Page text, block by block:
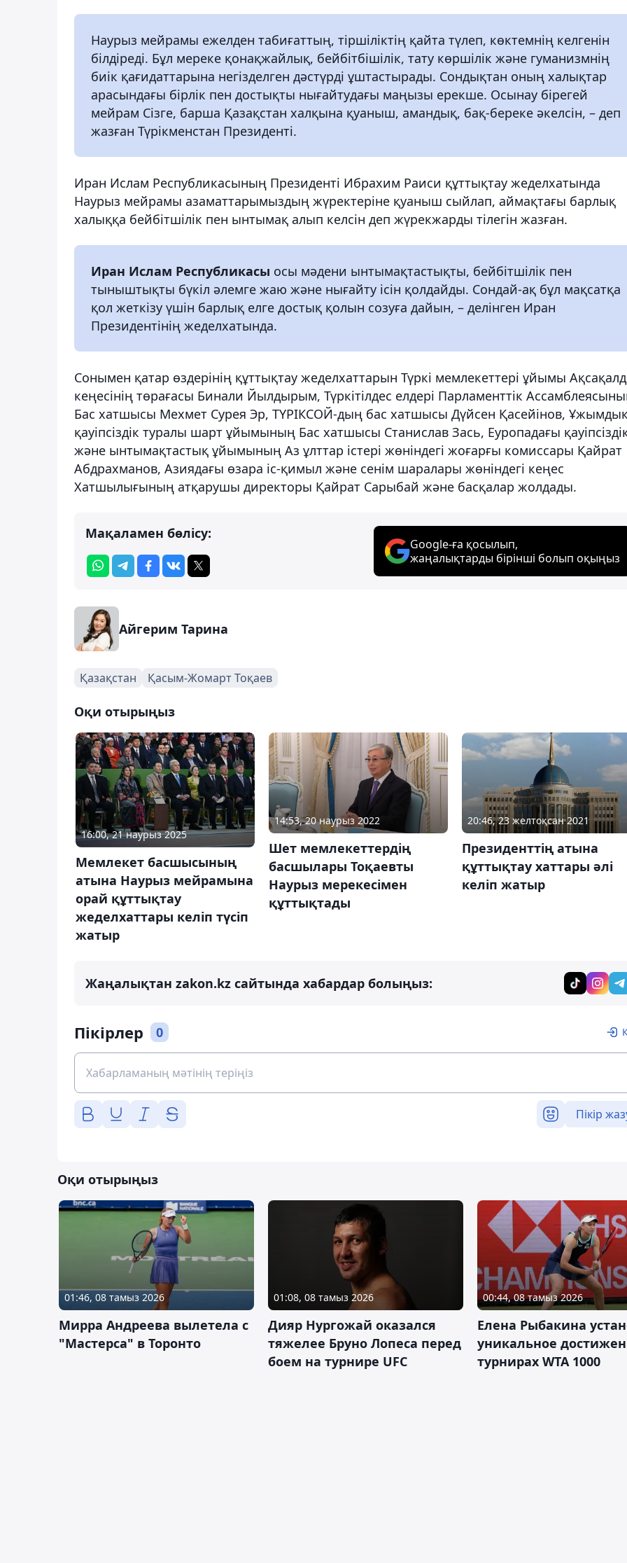
Наурыз мейрамы ежелден табиғаттың, тіршіліктің қайта түлеп, көктемнің келгенін
білдіреді. Бұл мереке қонақжайлық, бейбітбішілік, тату көршілік және гуманизмнің
биік қағидаттарына негізделген дәстүрді ұштастырады. Сондықтан оның халықтар
арасындағы бірлік пен достықты нығайтудағы маңызы ерекше. Осынау бірегей
мейрам Сізге, барша Қазақстан халқына қуаныш, амандық, бақ-береке әкелсін, – деп
жазған Түрікменстан Президенті.
Иран Ислам Республикасының Президенті Ибрахим Раиси құттықтау жеделхатында
Наурыз мейрамы азаматтарымыздың жүректеріне қуаныш сыйлап, аймақтағы барлық
халыққа бейбітшілік пен ынтымақ алып келсін деп жүрекжарды тілегін жазған.
Иран Ислам Республикасы осы мәдени ынтымақтастықты, бейбітшілік пен
тыныштықты бүкіл әлемге жаю және нығайту ісін қолдайды. Сондай-ақ бұл мақсатқа
қол жеткізу үшін барлық елге достық қолын созуға дайын, – делінген Иран
Президентінің жеделхатында.
Сонымен қатар өздерінің құттықтау жеделхаттарын Түркі мемлекеттері ұйымы
кеңесінің төрағасы Бинали Йылдырым, Түркітілдес елдері Парламенттік
Бас хатшысы Мехмет Сурея Эр, ТҮРІКСОЙ-дың бас хатшысы Дүйсен Қасейінов,
қауіпсіздік туралы шарт ұйымының Бас хатшысы Станислав Зась, Еуропадағы
және ынтымақтастық ұйымының Аз ұлттар істері жөніндегі жоғарғы комиссары Қайрат
Абдрахманов, Азиядағы өзара іс-қимыл және сенім шаралары жөніндегі кеңес
Хатшылығының атқарушы директоры Қайрат Сарыбай және басқалар жолдады.
Мақаламен бөлісу:
Google-ға қосылып,
жаңалықтарды бірінші болып оқыңыз
Айгерим Тарина
Қазақстан Қасым-Жомарт Тоқаев
Оқи отырыңыз
16:00, 21 наурыз 2025
Мемлекет басшысының
атына Наурыз мейрамына
орай құттықтау
жеделхаттары келіп түсіп
жатыр
14:53, 20 наурыз 2022
Шет мемлекеттердің
басшылары Тоқаевты
Наурыз мерекесімен
құттықтады
20:46, 23 желтоқсан 2021
Президенттің атына
құттықтау хаттары әлі
келіп жатыр
Жаңалықтан zakon.kz сайтында хабардар болыңыз:
Пікірлер 0
Пікір
Оқи отырыңыз
01:46, 08 тамыз 2026
Мирра Андреева вылетела с
"Мастерса" в Торонто
01:08, 08 тамыз 2026
Дияр Нургожай оказался
тяжелее Бруно Лопеса перед
боем на турнире UFC
00:44, 08 тамыз 2026
Елена Рыбакина
уникальное
турнирах WTA 1000